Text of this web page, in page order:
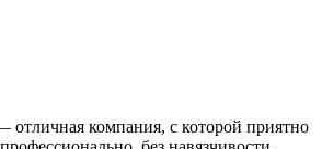
отличная компания, с которой приятно